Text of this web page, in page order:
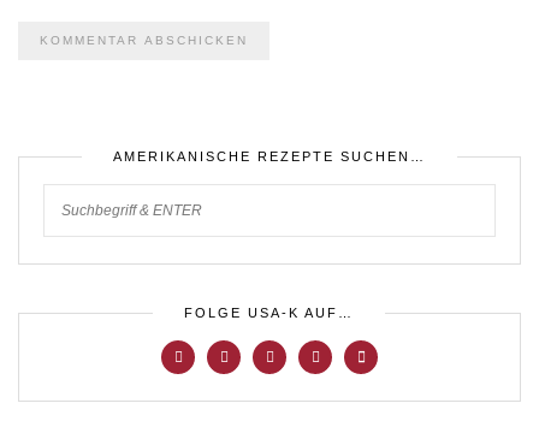
AMERIKANISCHE REZEPTE SUCHEN…
FOLGE USA-K AUF…